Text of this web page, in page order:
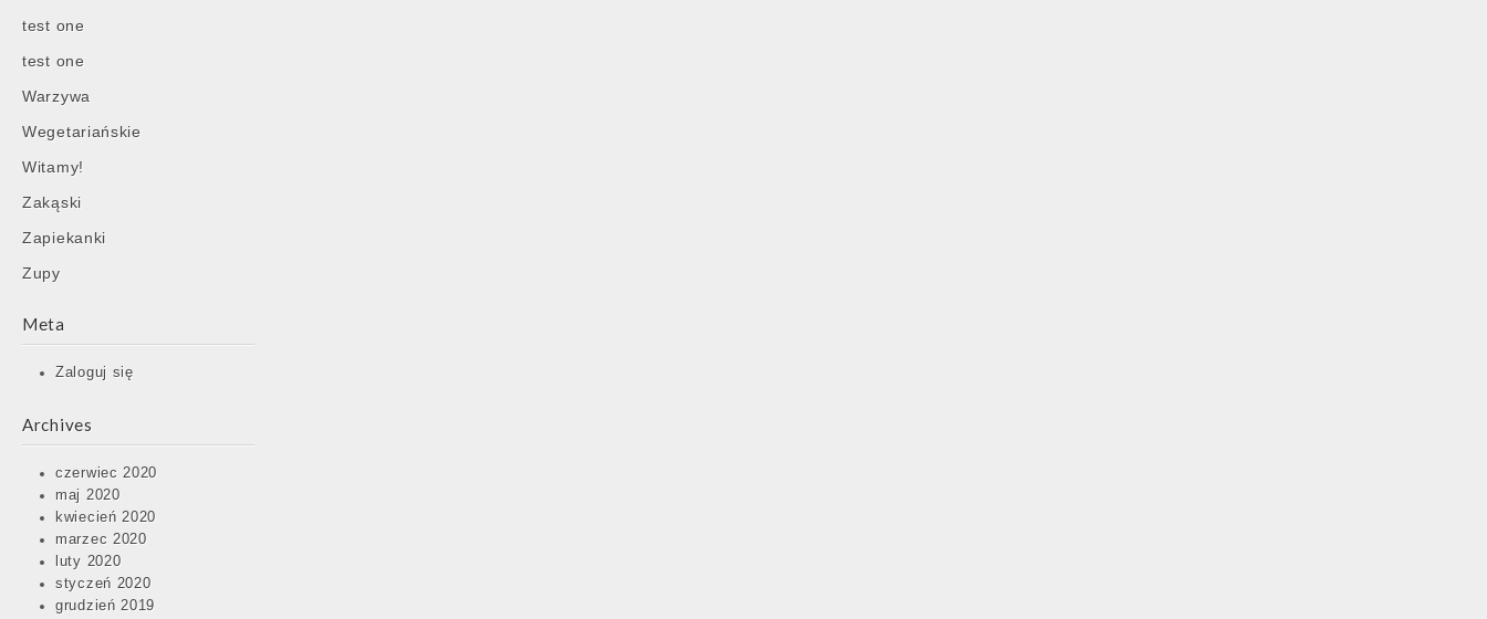
test one
test one
Warzywa
Wegetariańskie
Witamy!
Zakąski
Zapiekanki
Zupy
Meta
Zaloguj się
Archives
czerwiec 2020
maj 2020
kwiecień 2020
marzec 2020
luty 2020
styczeń 2020
grudzień 2019